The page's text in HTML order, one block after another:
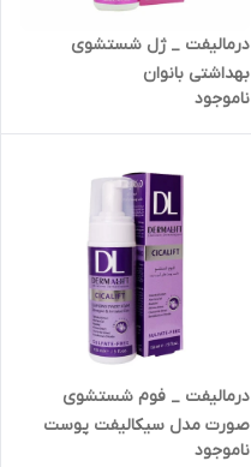
درمالیفت _ ژل شستشوی
بهداشتی بانوان
ناموجود
درمالیفت _ فوم شستشوی
صورت مدل سیکالیفت پوست
آسیب دیده
ناموجود